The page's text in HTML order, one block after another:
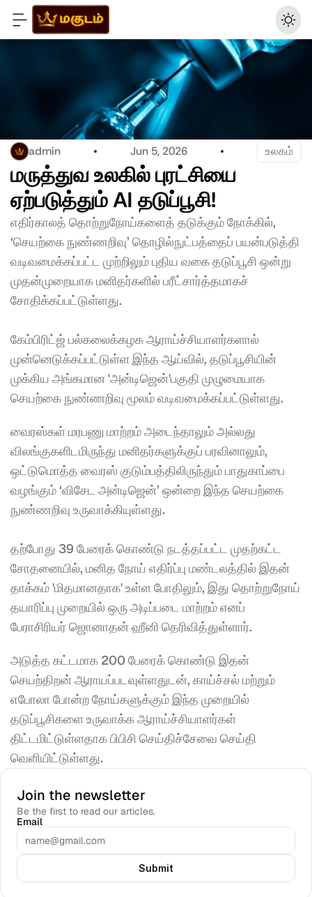
admin Jun 5, 2026 உலகம்
மருத்துவ உலகில் புரட்சியை
ஏற்படுத்தும் AI தடுப்பூசி!
எதிர்காலத் தொற்றுநோய்களைத் தடுக்கும் நோக்கில்,
‘செயற்கை நுண்ணறிவு’ தொழில்நுட்பத்தைப் பயன்படுத்தி
வடிவமைக்கப்பட்ட முற்றிலும் புதிய வகை தடுப்பூசி ஒன்று
முதன்முறையாக மனிதர்களில் பரீட்சார்த்தமாகச்
சோதிக்கப்பட்டுள்ளது.
கேம்பிரிட்ஜ் பல்கலைக்கழக ஆராய்ச்சியாளர்களால்
முன்னெடுக்கப்பட்டுள்ள இந்த ஆய்வில், தடுப்பூசியின்
முக்கிய அங்கமான 'அன்டிஜென்'பகுதி முழுமையாக
செயற்கை நுண்ணறிவு மூலம் வடிவமைக்கப்பட்டுள்ளது.
வைரஸ்கள் மரபணு மாற்றம் அடைந்தாலும் அல்லது
விலங்குகளிடமிருந்து மனிதர்களுக்குப் பரவினாலும்,
ஒட்டுமொத்த வைரஸ் குடும்பத்திலிருந்தும் பாதுகாப்பை
வழங்கும் ‘விசேட அன்டிஜென்’ ஒன்றை இந்த செயற்கை
நுண்ணறிவு உருவாக்கியுள்ளது.
தற்போது 39 பேரைக் கொண்டு நடத்தப்பட்ட முதற்கட்ட
சோதனையில், மனித நோய் எதிர்ப்பு மண்டலத்தில் இதன்
தாக்கம் 'மிதமானதாக' உள்ள போதிலும், இது தொற்றுநோய்
தயாரிப்பு முறையில் ஒரு அடிப்படை மாற்றம் எனப்
பேராசிரியர் ஜொனாதன் ஹீனி தெரிவித்துள்ளார்.
அடுத்த கட்டமாக 200 பேரைக் கொண்டு இதன்
செயற்திறன் ஆராயப்படவுள்ளதுடன், காய்ச்சல் மற்றும்
எபோலா போன்ற நோய்களுக்கும் இந்த முறையில்
தடுப்பூசிகளை உருவாக்க ஆராய்ச்சியாளர்கள்
திட்டமிட்டுள்ளதாக பிபிசி செய்திச்சேவை செய்தி
வெளியிட்டுள்ளது.
Join the newsletter
Be the first to read our articles.
Email
Submit